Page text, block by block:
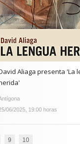
Aliaga presenta 'La
06/2025, 19:00 horas
9 10